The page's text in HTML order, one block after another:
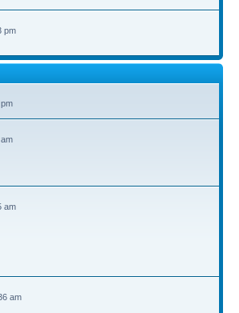
pm
am
am